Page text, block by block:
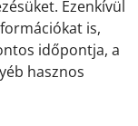
Ezenkívül
is,
időpontja, a
hasznos